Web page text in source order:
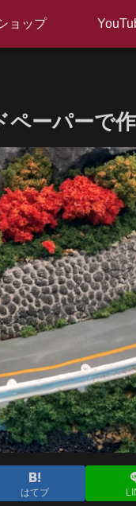
ョップ
ーパーで作
はてブ